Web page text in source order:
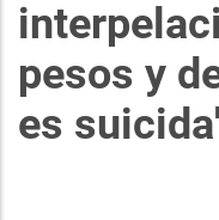
pesos y
es